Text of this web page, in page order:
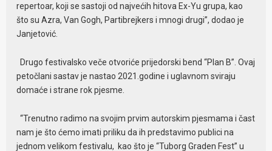
repertoar, koji se sastoji od najvećih hitova Ex-Yu grupa, kao
što su Azra, Van Gogh, Partibrejkers i mnogi drugi”, dodao je
Janjetović.
Drugo festivalsko veče otvoriće prijedorski bend “Plan B”. Ovaj
petočlani sastav je nastao 2021.godine i uglavnom sviraju
domaće i strane rok pjesme.
“Trenutno radimo na svojim prvim autorskim pjesmama i čast
nam je što ćemo imati priliku da ih predstavimo publici na
jednom velikom festivalu, kao što je “Tuborg Graden Fest” u